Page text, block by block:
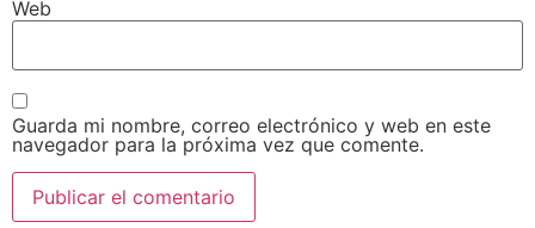
Web
Guarda mi nombre, correo electrónico y web en este
navegador para la próxima vez que comente.